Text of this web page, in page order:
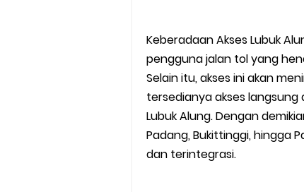
Keberadaan Akses Lubuk
pengguna jalan tol yang
Selain itu, akses ini akan
tersedianya akses
Lubuk Alung. Dengan
Padang, Bukittinggi, hingga
dan terintegrasi.